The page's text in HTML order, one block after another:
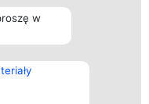
w
Kontakt
Kontakt